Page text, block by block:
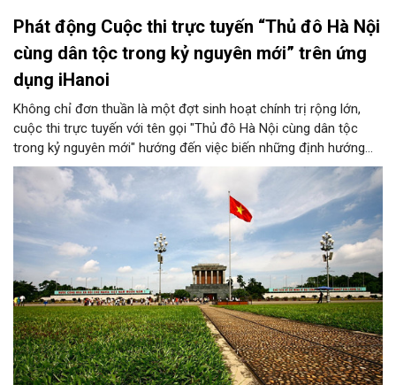
Phát động Cuộc thi trực tuyến “Thủ đô Hà Nội
cùng dân tộc trong kỷ nguyên mới” trên ứng
dụng iHanoi
Không chỉ đơn thuần là một đợt sinh hoạt chính trị rộng lớn,
cuộc thi trực tuyến với tên gọi "Thủ đô Hà Nội cùng dân tộc
trong kỷ nguyên mới" hướng đến việc biến những định hướng
chiến lược trong Nghị quyết số 02-NQ/TW của Bộ Chính trị
thành niềm tin, thành nhận thức chung của mỗi người dân.